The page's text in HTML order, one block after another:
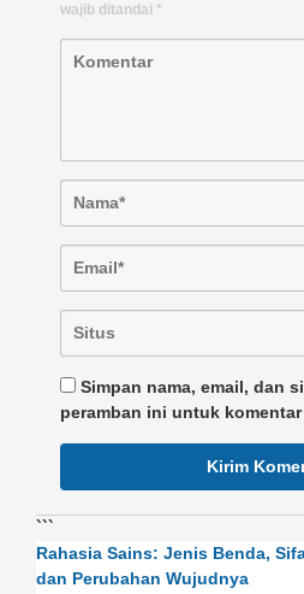
wajib ditandai *
Simpan nama, email, dan
peramban ini untuk
```
Rahasia Sains: Jenis Benda,
dan Perubahan Wujudnya